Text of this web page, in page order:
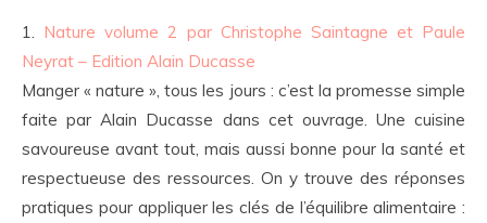
1. Nature volume 2 par Christophe Saintagne et Paule
Neyrat – Edition Alain Ducasse
Manger « nature », tous les jours : c’est la promesse simple
faite par Alain Ducasse dans cet ouvrage. Une cuisine
savoureuse avant tout, mais aussi bonne pour la santé et
respectueuse des ressources. On y trouve des réponses
pratiques pour appliquer les clés de l’équilibre alimentaire :